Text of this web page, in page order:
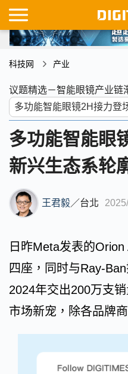
科技网 产业
议题精选－智能眼镜产业链
多功能智能眼
新兴生态系轮
王君毅／台北
日昨Meta发表的
四座，同时与Ray-
2024年交出200万支
市场新宠，除各品牌